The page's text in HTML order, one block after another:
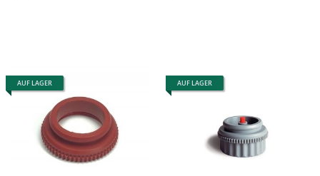
AUF LAGER AUF LAGER